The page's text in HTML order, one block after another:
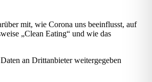
mit, wie Corona uns beeinflusst, auf
„Clean Eating“ und wie das
an Drittanbieter weitergegeben